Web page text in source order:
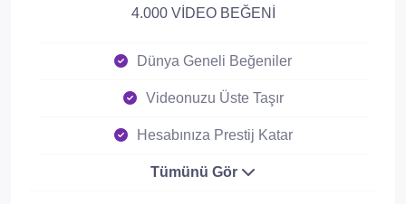
4.000 VİDEO BEĞENİ
Dünya Geneli Beğeniler
Videonuzu Üste Taşır
Hesabınıza Prestij Katar
Tümünü Gör